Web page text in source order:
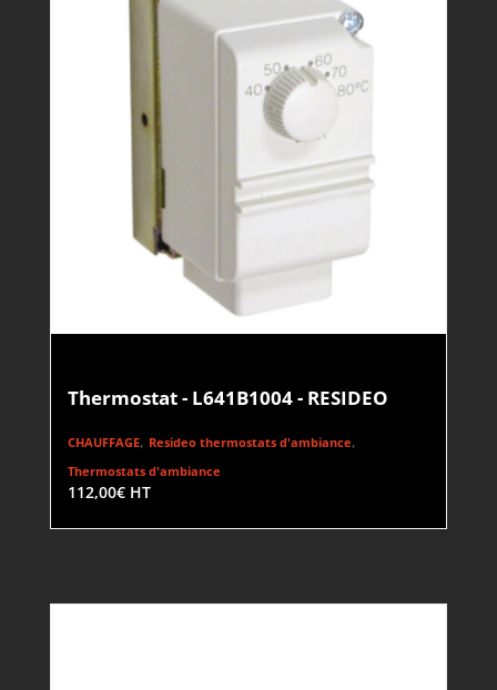
Thermostat - L641B1004 - RESIDEO
CHAUFFAGE, Resideo thermostats d'ambiance,
Thermostats d'ambiance
112,00€ HT